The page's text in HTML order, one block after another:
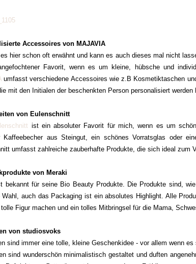
Accessoires von MAJAVIA
es hier schon oft erwähnt und kann es auch dieses mal nicht
Favorit, wenn es um kleine, hübsche und
umfasst verschiedene Accessoires wie z.B Kosmetiktaschen
mit den Initialen der beschenkten Person personalisiert
von Eulenschnitt
ist ein absoluter Favorit für mich, wenn es um
Kaffeebecher aus Steingut, ein schönes Vorratsglas oder
umfasst zahlreiche zauberhafte Produkte, die sich ideal zum
von Meraki
bekannt für seine Bio Beauty Produkte. Die Produkte sind,
Wahl, auch das Packaging ist ein absolutes Highlight. Alle
tolle Figur machen und ein tolles Mitbringsel für die Mama,
von studiosvoks
sind immer eine tolle, kleine Geschenkidee - vor allem wenn
sind wunderschön minimalistisch gestaltet und duften